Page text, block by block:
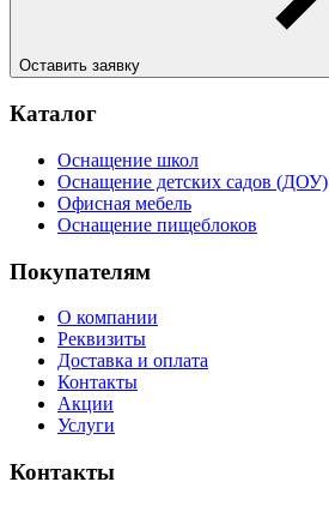
Оставить заявку
Каталог
Оснащение школ
Оснащение детских садов (ДОУ)
Офисная мебель
Оснащение пищеблоков
Покупателям
О компании
Реквизиты
Доставка и оплата
Контакты
Акции
Услуги
Контакты